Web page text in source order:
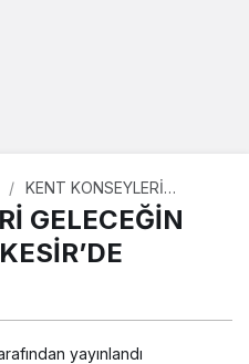
KENT KONSEYLERİ
GELECEĞİN KENTLERİNİ
BALIKESİR’DE KONUŞTU
GELECEĞİN
yayınlandı